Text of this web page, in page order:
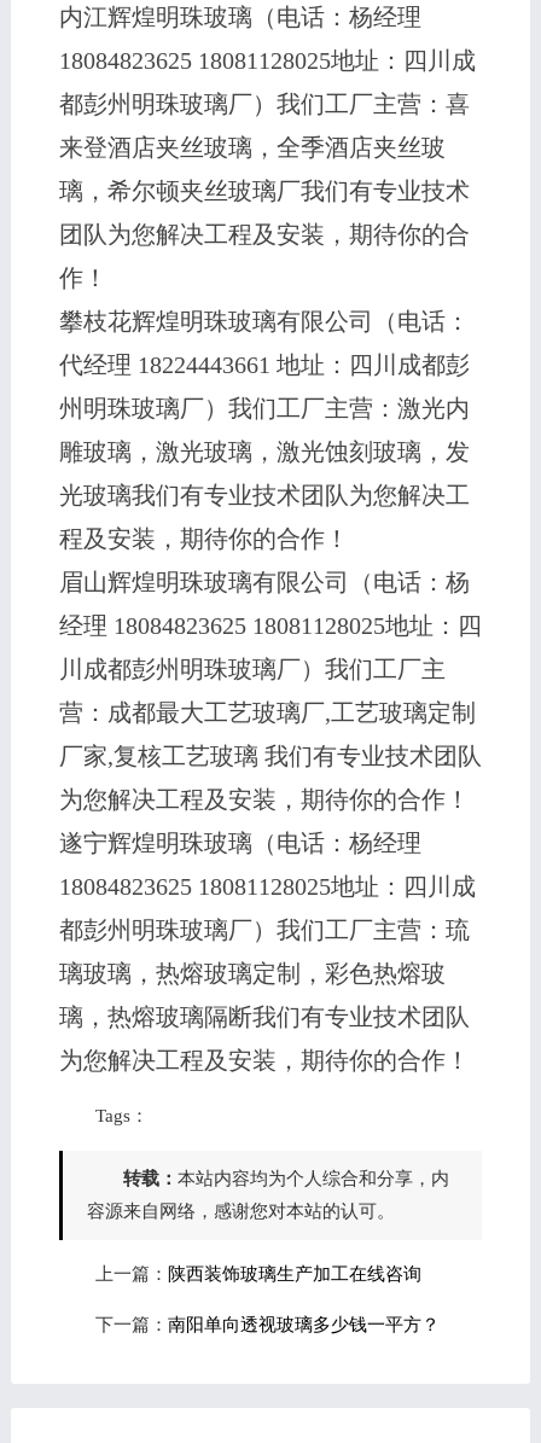
内江辉煌明珠玻璃（电话：杨经理
18084823625 18081128025地址：四川成
都彭州明珠玻璃厂）我们工厂主营：喜
来登酒店夹丝玻璃，全季酒店夹丝玻
璃，希尔顿夹丝玻璃厂我们有专业技术
团队为您解决工程及安装，期待你的合
作！
攀枝花辉煌明珠玻璃有限公司（电话：
代经理 18224443661 地址：四川成都彭
州明珠玻璃厂）我们工厂主营：激光内
雕玻璃，激光玻璃，激光蚀刻玻璃，发
光玻璃我们有专业技术团队为您解决工
程及安装，期待你的合作！
眉山辉煌明珠玻璃有限公司（电话：杨
经理 18084823625 18081128025地址：四
川成都彭州明珠玻璃厂）我们工厂主
营：成都最大工艺玻璃厂,工艺玻璃定制
厂家,复核工艺玻璃 我们有专业技术团队
为您解决工程及安装，期待你的合作！
遂宁辉煌明珠玻璃（电话：杨经理
18084823625 18081128025地址：四川成
都彭州明珠玻璃厂）我们工厂主营：琉
璃玻璃，热熔玻璃定制，彩色热熔玻
璃，热熔玻璃隔断我们有专业技术团队
为您解决工程及安装，期待你的合作！
Tags：
转载： 本站内容均为个人综合和分享，内
容源来自网络，感谢您对本站的认可。
上一篇： 陕西装饰玻璃生产加工在线咨询
下一篇： 南阳单向透视玻璃多少钱一平方？